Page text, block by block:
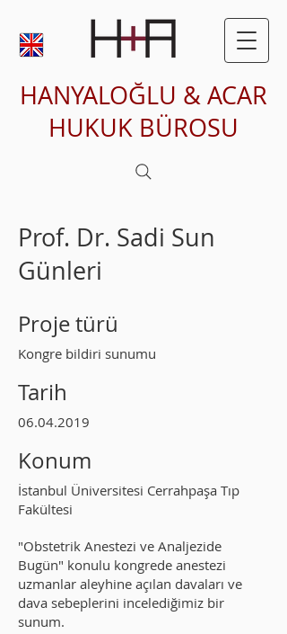
HANYALOĞLU & ACAR
HUKUK BÜROSU
Prof. Dr. Sadi Sun
Günleri
Proje türü
Kongre bildiri sunumu
Tarih
06.04.2019
Konum
İstanbul Üniversitesi Cerrahpaşa Tıp
Fakültesi
"Obstetrik Anestezi ve Analjezide
Bugün" konulu kongrede anestezi
uzmanlar aleyhine açılan davaları ve
dava sebeplerini incelediğimiz bir
sunum.